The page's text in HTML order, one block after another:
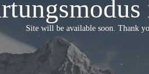
Site will be available soon. Thank